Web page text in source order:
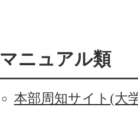
マニュアル類
本部周知サイト(大